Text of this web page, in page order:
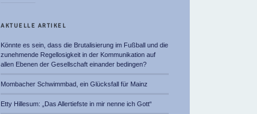
AKTUELLE ARTIKEL
Könnte es sein, dass die Brutalisierung im Fußball und die
zunehmende Regellosigkeit in der Kommunikation auf
allen Ebenen der Gesellschaft einander bedingen?
Mombacher Schwimmbad, ein Glücksfall für Mainz
Etty Hillesum: „Das Allertiefste in mir nenne ich Gott“